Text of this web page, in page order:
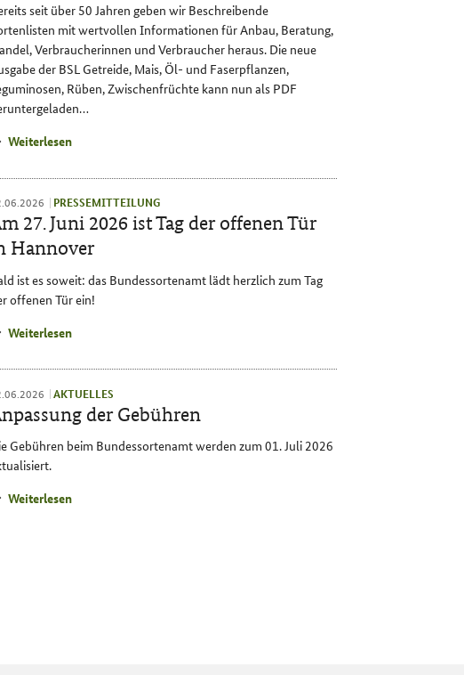
seit über 50 Jahren geben wir Beschreibende
mit wertvollen Informationen für Anbau, Beratung,
Verbraucherinnen und Verbraucher heraus. Die neue
der BSL Getreide, Mais, Öl- und Faserpflanzen,
Rüben, Zwischenfrüchte kann nun als PDF
Weiterlesen
PRESSEMITTEILUNG
27. Juni 2026 ist Tag der offenen Tür
Hannover
ist es soweit: das Bundessortenamt lädt herzlich zum Tag
offenen Tür ein!
Weiterlesen
AKTUELLES
der Gebühren
Gebühren beim Bundessortenamt werden zum 01. Juli 2026
Weiterlesen